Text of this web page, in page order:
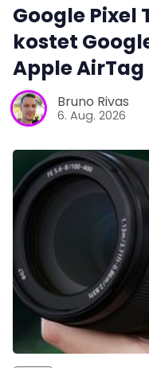
Google Pixel
kostet
Apple AirTag
Bruno Rivas
6. Aug. 2026